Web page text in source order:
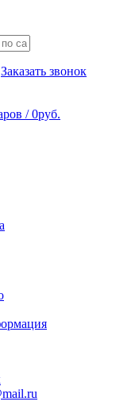
Заказать звонок
/0руб.